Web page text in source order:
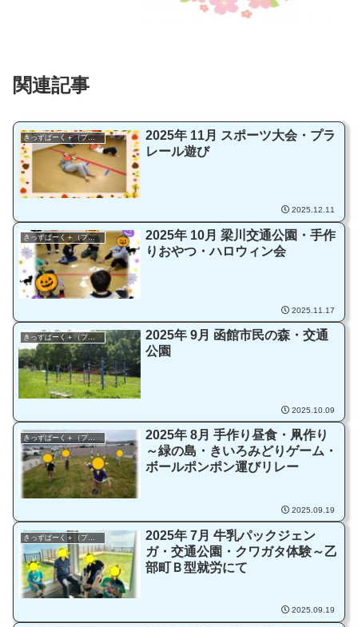
関連記事
きっずぱーく＋（プラス）
2025年 11月 スポーツ大会・プラ
レール遊び
2025.12.11
きっずぱーく＋（プラス）
2025年 10月 梁川交通公園・手作
りおやつ・ハロウィン会
2025.11.17
きっずぱーく＋（プラス）
2025年 9月 函館市民の森・交通
公園
2025.10.09
きっずぱーく＋（プラス）
2025年 8月 手作り昼食・凧作り
～緑の島・きいろみどりゲーム・
ボールポンポン運びリレー
2025.09.19
きっずぱーく＋（プラス）
2025年 7月 牛乳パックジェン
ガ・交通公園・クワガタ体験～乙
部町Ｂ型就労にて
2025.09.19